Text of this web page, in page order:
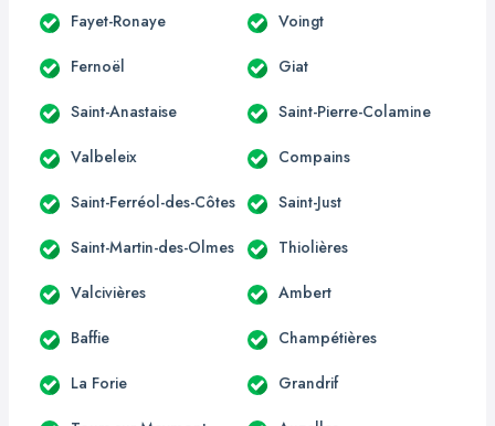
Fayet-Ronaye Voingt
Fernoël Giat
Saint-Anastaise Saint-Pierre-Colamine
Valbeleix Compains
Saint-Ferréol-des-Côtes Saint-Just
Saint-Martin-des-Olmes Thiolières
Valcivières Ambert
Baffie Champétières
La Forie Grandrif